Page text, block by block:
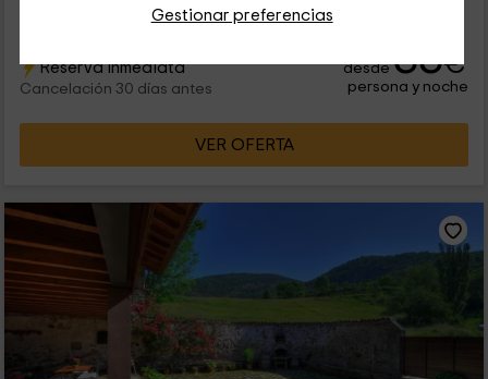
Gestionar preferencias
Reserva inmediata
Cancelación 30 días antes
desde33€
persona y noche
VER OFERTA